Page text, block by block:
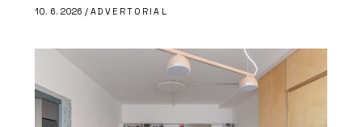
10. 6. 2026 / ADVERTORIAL